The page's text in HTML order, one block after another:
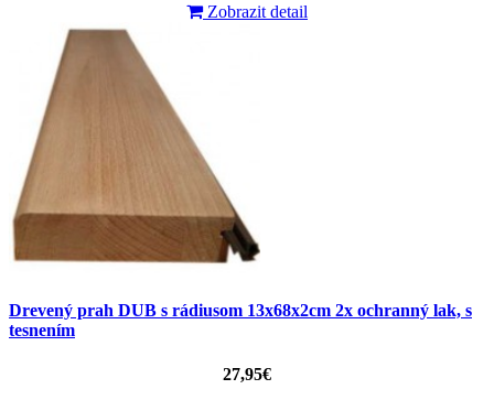
Zobrazit detail
Drevený prah DUB s rádiusom 13x68x2cm 2x ochranný lak, s
tesnením
27,95€